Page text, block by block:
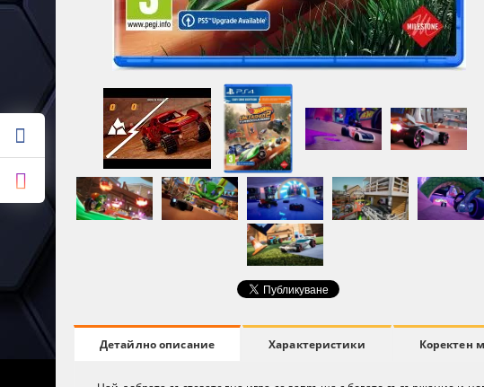
Детайлно описание Характеристики Коректен